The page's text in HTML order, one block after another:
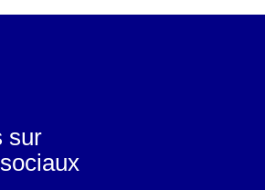
sur